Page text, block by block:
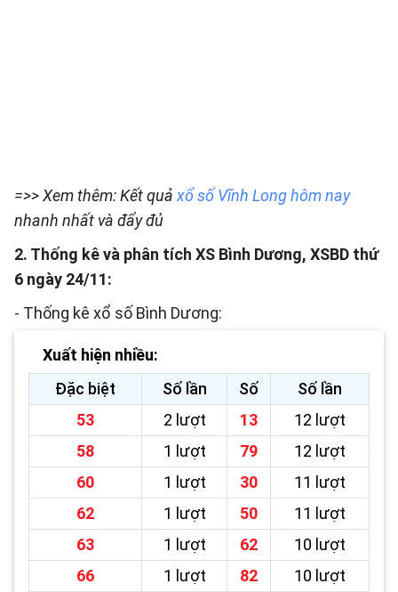
=>> Xem thêm: Kết quảxổ số Vĩnh Long hôm nay
nhanh nhất và đẩy đủ
2. Thống kê và phân tích XS Bình Dương, XSBD thứ
6 ngày 24/11:
- Thống kê xổ số Bình Dương:
Xuất hiện nhiều:
Đặc biệt
Số lần Số
Số lần
53
2 lượt 13
12 lượt
58
1 lượt 79
12 lượt
60
1 lượt 30
11 lượt
62
1 lượt 50
11 lượt
63
1 lượt 62
10 lượt
66
1 lượt 82
10 lượt